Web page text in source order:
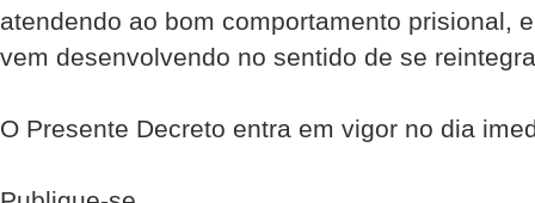
atendendo ao bom comportamento
vem desenvolvendo no sentido de se
O Presente Decreto entra em vigor no dia